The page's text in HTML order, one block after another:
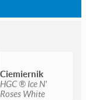
Ciemiernik
HGC ® Ice N'
Roses White